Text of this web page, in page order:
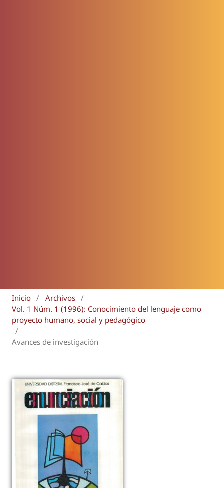
Inicio / Archivos /
Vol. 1 Núm. 1 (1996): Conocimiento del lenguaje como
proyecto humano, social y pedagógico
/
Avances de investigación